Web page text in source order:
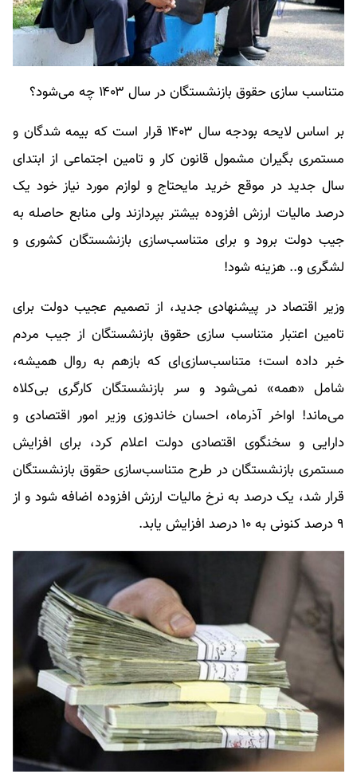
متناسب سازی حقوق بازنشستگان در سال ۱۴۰۳ چه می‌شود؟
بر اساس لایحه بودجه سال ۱۴۰۳ قرار است که بیمه شدگان و
مستمری بگیران مشمول قانون کار و تامین اجتماعی از ابتدای
سال جدید در موقع خرید مایحتاج و لوازم مورد نیاز خود یک
درصد مالیات ارزش افزوده بیشتر بپردازند ولی منابع حاصله به
جیب دولت برود و برای متناسب‌سازی بازنشستگان کشوری و
لشگری و.. هزینه شود!
وزیر اقتصاد در پیشنهادی جدید، از تصمیم عجیب دولت برای
تامین اعتبار متناسب‌ سازی حقوق بازنشستگان از جیب مردم
خبر داده است؛ متناسب‌سازی‌ای که بازهم به روال همیشه،
شامل «همه» نمی‌شود و سر بازنشستگان کارگری بی‌کلاه
می‌ماند! اواخر آذرماه، احسان خاندوزی وزیر امور اقتصادی و
دارایی و سخنگوی اقتصادی دولت اعلام کرد، برای افزایش
مستمری بازنشستگان در طرح متناسب‌سازی حقوق بازنشستگان
قرار شد، یک درصد به نرخ مالیات ارزش افزوده اضافه شود و از
۹ درصد کنونی به ۱۰ درصد افزایش یابد.